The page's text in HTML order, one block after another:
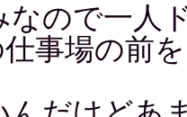
なので一人
事場の前